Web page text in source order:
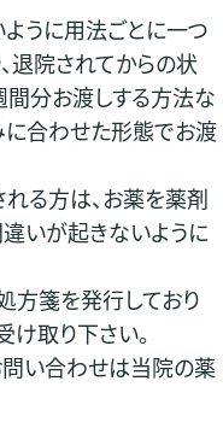
うに用法ごとに一つ
退院されてからの状
分お渡しする方法な
に合わせた形態でお渡
る方は、お薬を薬剤
いが起きないように
方箋を発行しており
け取り下さい。
い合わせは当院の薬